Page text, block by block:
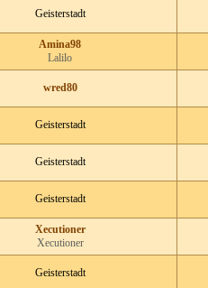
Geisterstadt
Amina98
Lalilo
wred80
Geisterstadt
Geisterstadt
Geisterstadt
Xecutioner
Xecutioner
Geisterstadt